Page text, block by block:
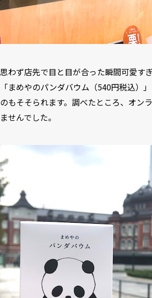
思わず店先で目と目が合った瞬間可愛す
「まめやのパンダバウム（540円税込）
のもそそられます。調べたところ、オン
ませんでした。